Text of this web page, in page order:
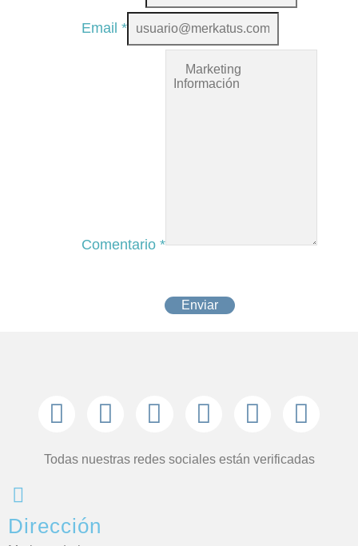
Email *
Comentario *
Enviar
Todas nuestras redes sociales están verificadas
Dirección